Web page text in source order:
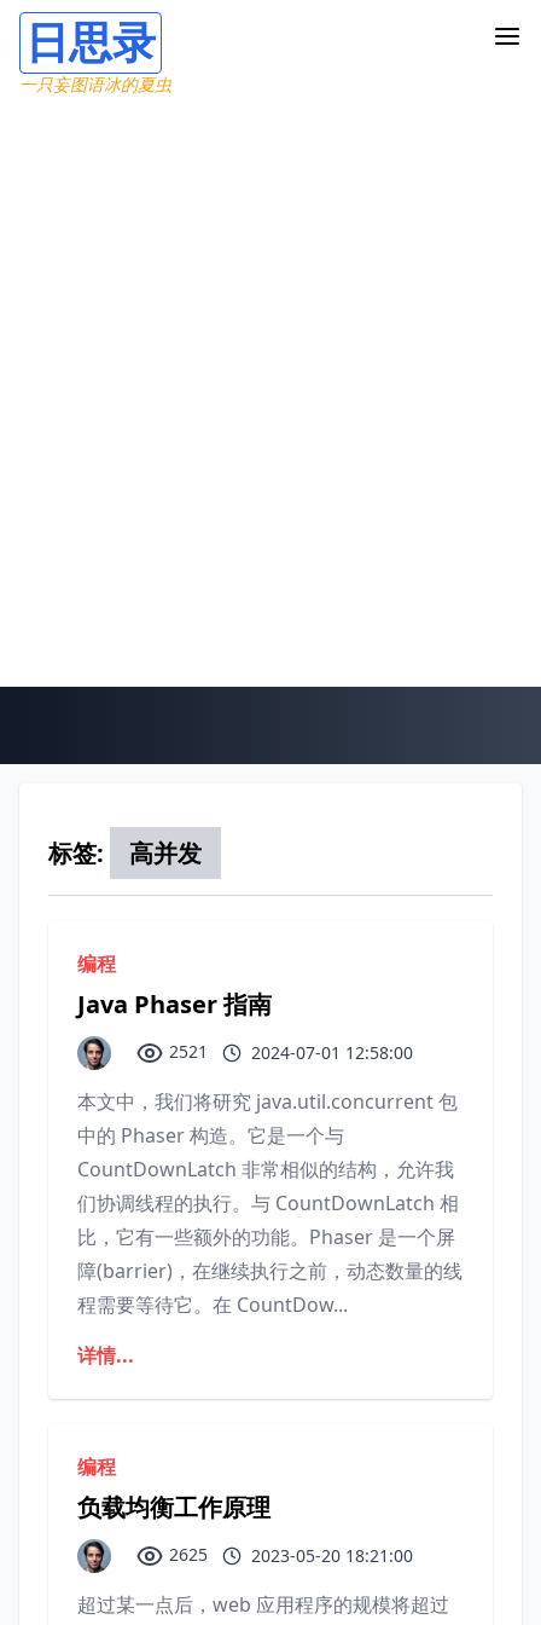
日思录
一只妄图语冰的夏虫
标签: 高并发
编程
Java Phaser 指南
2521 2024-07-01 12:58:00
本文中，我们将研究 java.util.concurrent 包
中的 Phaser 构造。它是一个与
CountDownLatch 非常相似的结构，允许我
们协调线程的执行。与 CountDownLatch 相
比，它有一些额外的功能。Phaser 是一个屏
障(barrier)，在继续执行之前，动态数量的线
程需要等待它。在 CountDow...
详情...
编程
负载均衡工作原理
2625 2023-05-20 18:21:00
超过某一点后，web 应用程序的规模将超过